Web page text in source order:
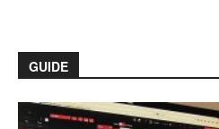
GUIDE